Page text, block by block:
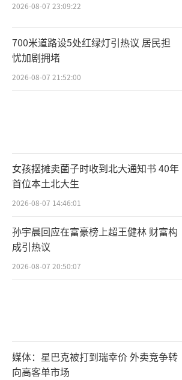
中央气象台2024年6月26
报显示，预计今天夜间至明天
区强降雨持续，浙江、安徽、
南及重庆等部分地区暴雨灾害
和我国主雨带正在酝酿北上，6
前后，预计湖北、河南、山东
暴雨，需要警惕旱涝急转。
4天16个国家级红色预警！
编辑：卢其龙 CN070）
2026-08-07 23:09:22
700米道路设5处红绿灯引热议 居民担
忧加剧拥堵
2026-08-07 21:52:00
女孩摆摊卖菌子时收到北大通知书 40年
首位本土北大生
2026-08-07 14:46:01
孙宇晨回应在富豪榜上超王健林 财富构
成引热议
2026-08-07 20:50:07
媒体：星巴克被打到瑞幸价 外卖竞争转
向高客单市场